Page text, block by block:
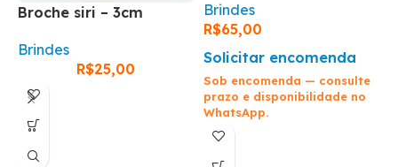
Broche siri – 3cm
Brindes
R$25,00
Brindes
R$65,00
Solicitar encomenda
Sob encomenda — consulte
prazo e disponibilidade no
WhatsApp.